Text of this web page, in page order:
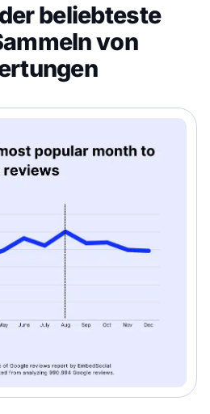
beliebteste
von